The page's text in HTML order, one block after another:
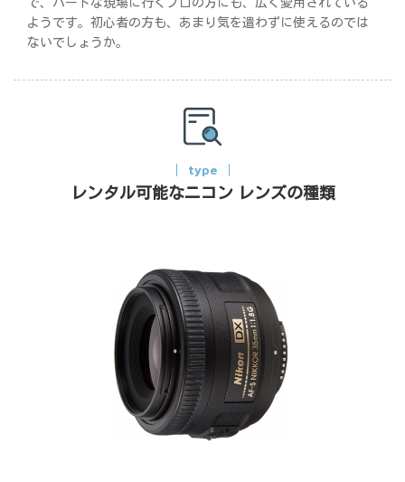
ようです。初心者の方も、あまり気を遣わずに使えるのでは
ないでしょうか。
type
レンタル可能なニコン レンズの種類